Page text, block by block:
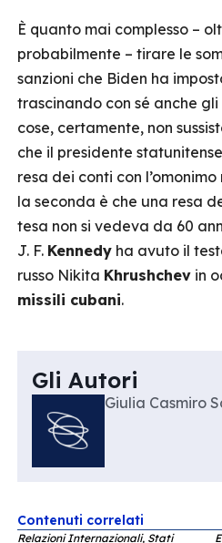
È quanto mai complesso –
probabilmente – tirare le
sanzioni che Biden ha
trascinando con sé anche
cose, certamente, non
che il presidente
resa dei conti con
la seconda è che una resa
tesa non si vedeva da 60
J. F. Kennedy ha avuto il
russo Nikita Khrushchev in
missili cubani.
Gli Autori
Giulia Casmiro
Contenuti correlati
Relazioni Internazionali, Stati